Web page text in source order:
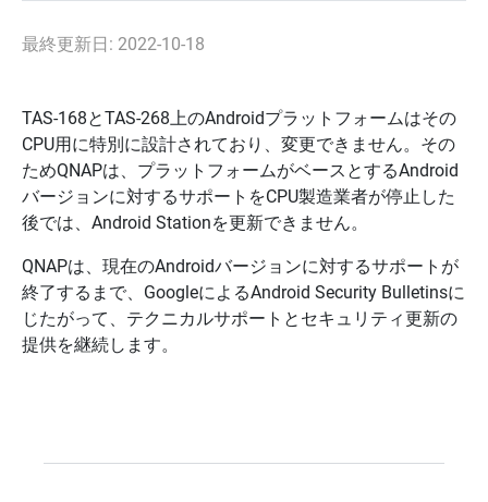
最終更新日: 2022-10-18
TAS-168とTAS-268上のAndroidプラットフォームはその
CPU用に特別に設計されており、変更できません。その
ためQNAPは、プラットフォームがベースとするAndroid
バージョンに対するサポートをCPU製造業者が停止した
後では、Android Stationを更新できません。
QNAPは、現在のAndroidバージョンに対するサポートが
終了するまで、GoogleによるAndroid Security Bulletinsに
じたがって、テクニカルサポートとセキュリティ更新の
提供を継続します。